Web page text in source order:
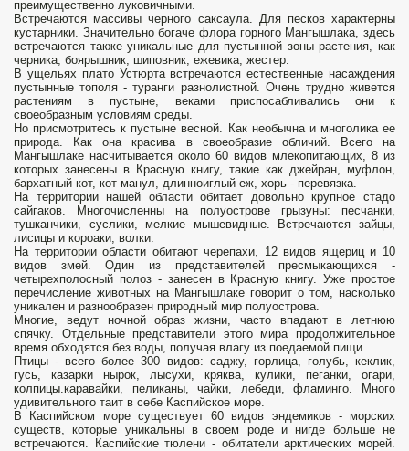
преимущественно луковичными.
Встречаются массивы черного саксаула. Для песков характерны
кустарники. Значительно богаче флора горного Мангышлака, здесь
встречаются также уникальные для пустынной зоны растения, как
черника, боярышник, шиповник, ежевика, жестер.
В ущельях плато Устюрта встречаются естественные насаждения
пустынные тополя - туранги разнолистной. Очень трудно живется
растениям в пустыне, веками приспосабливались они к
своеобразным условиям среды.
Но присмотритесь к пустыне весной. Как необычна и многолика ее
природа. Как она красива в своеобразие обличий. Всего на
Мангышлаке насчитывается около 60 видов млекопитающих, 8 из
которых занесены в Красную книгу, такие как джейран, муфлон,
бархатный кот, кот манул, длинноиглый еж, хорь - перевязка.
На территории нашей области обитает довольно крупное стадо
сайгаков. Многочисленны на полуострове грызуны: песчанки,
тушканчики, суслики, мелкие мышевидные. Встречаются зайцы,
лисицы и короаки, волки.
На территории области обитают черепахи, 12 видов ящериц и 10
видов змей. Один из представителей пресмыкающихся -
четырехполосный полоз - занесен в Красную книгу. Уже простое
перечисление животных на Мангышлаке говорит о том, насколько
уникален и разнообразен природный мир полуострова.
Многие, ведут ночной образ жизни, часто впадают в летнюю
спячку. Отдельные представители этого мира продолжительное
время обходятся без воды, получая влагу из поедаемой пищи.
Птицы - всего более 300 видов: саджу, горлица, голубь, кеклик,
гусь, казарки нырок, лысухи, кряква, кулики, пеганки, огари,
колпицы.каравайки, пеликаны, чайки, лебеди, фламинго. Много
удивительного таит в себе Каспийское море.
В Каспийском море существует 60 видов эндемиков - морских
существ, которые уникальны в своем роде и нигде больше не
встречаются. Каспийские тюлени - обитатели арктических морей.